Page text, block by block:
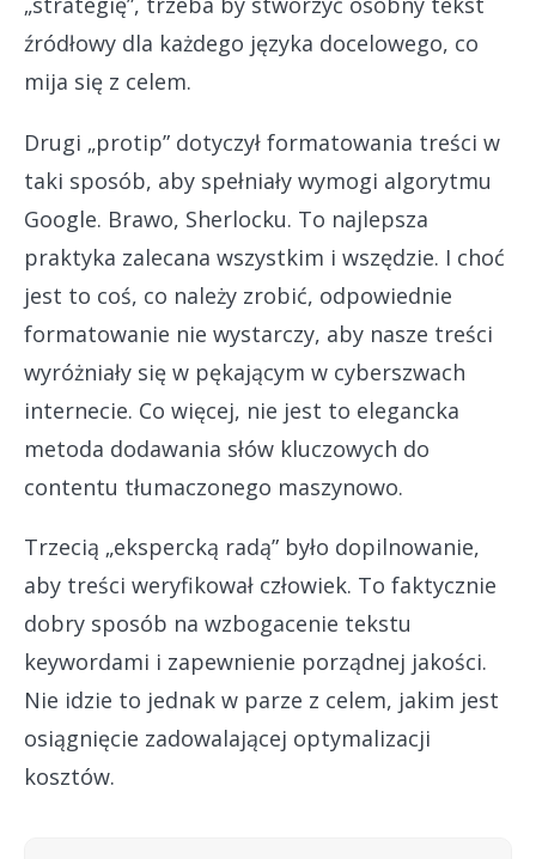
źródłowy dla każdego języka docelowego, co
mija się z celem.
Drugi „protip” dotyczył formatowania treści w
taki sposób, aby spełniały wymogi algorytmu
Google. Brawo, Sherlocku. To najlepsza
praktyka zalecana wszystkim i wszędzie. I choć
jest to coś, co należy zrobić, odpowiednie
formatowanie nie wystarczy, aby nasze treści
wyróżniały się w pękającym w cyberszwach
internecie. Co więcej, nie jest to elegancka
metoda dodawania słów kluczowych do
contentu tłumaczonego maszynowo.
Trzecią „ekspercką radą” było dopilnowanie,
aby treści weryfikował człowiek. To faktycznie
dobry sposób na wzbogacenie tekstu
keywordami i zapewnienie porządnej jakości.
Nie idzie to jednak w parze z celem, jakim jest
osiągnięcie zadowalającej optymalizacji
kosztów.